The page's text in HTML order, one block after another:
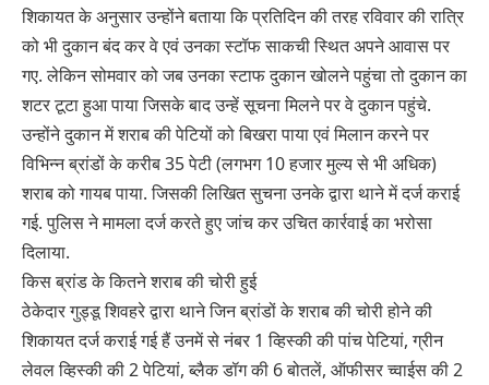
शिकायत के अनुसार उन्होंने बताया कि प्रतिदिन की तरह रविवार की रात्रि
को भी दुकान बंद कर वे एवं उनका स्टॉफ साकची स्थित अपने आवास पर
गए. लेकिन सोमवार को जब उनका स्टाफ दुकान खोलने पहुंचा तो दुकान का
शटर टूटा हुआ पाया जिसके बाद उन्हें सूचना मिलने पर वे दुकान पहुंचे.
उन्होंने दुकान में शराब की पेटियों को बिखरा पाया एवं मिलान करने पर
विभिन्न ब्रांडों के करीब 35 पेटी (लगभग 10 हजार मुल्य से भी अधिक)
शराब को गायब पाया. जिसकी लिखित सुचना उनके द्वारा थाने में दर्ज कराई
गई. पुलिस ने मामला दर्ज करते हुए जांच कर उचित कार्रवाई का भरोसा
दिलाया.
किस ब्रांड के कितने शराब की चोरी हुई
ठेकेदार गुड्डू शिवहरे द्वारा थाने जिन ब्रांडों के शराब की चोरी होने की
शिकायत दर्ज कराई गई हैं उनमें से नंबर 1 व्हिस्की की पांच पेटियां, ग्रीन
लेवल व्हिस्की की 2 पेटियां, ब्लैक डॉग की 6 बोतलें, ऑफीसर च्वाईस की 2